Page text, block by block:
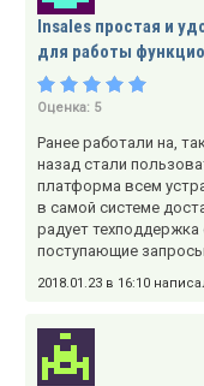
Insales простая и
для работы
Оценка: 5
Ранее работали на,
назад стали
платформа всем
в самой системе
радует
поступающие
2018.01.23 в 16:10